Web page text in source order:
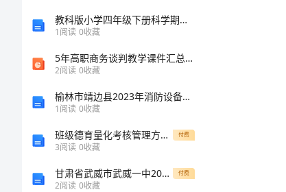
教科版小学四年级下册科学期末测试卷及参考答案【预热题】
1阅读 0收藏
5年高职商务谈判教学课件汇总完整版电子教案全书课件最新
2阅读 0收藏
榆林市靖边县2023年消防设备操作员考试题库及参考答案一套
1阅读 0收藏
班级德育量化考核管理方案[1] 付费
3阅读 0收藏
甘肃省武威市武威一中2023届高三考前热身英语试卷含解析 付费
2阅读 0收藏